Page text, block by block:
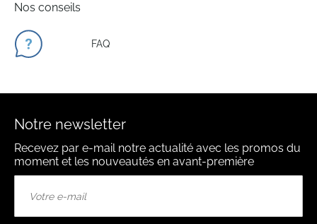
Nos conseils
FAQ
Notre newsletter
Recevez par e-mail notre actualité avec les promos du
moment et les nouveautés en avant-première